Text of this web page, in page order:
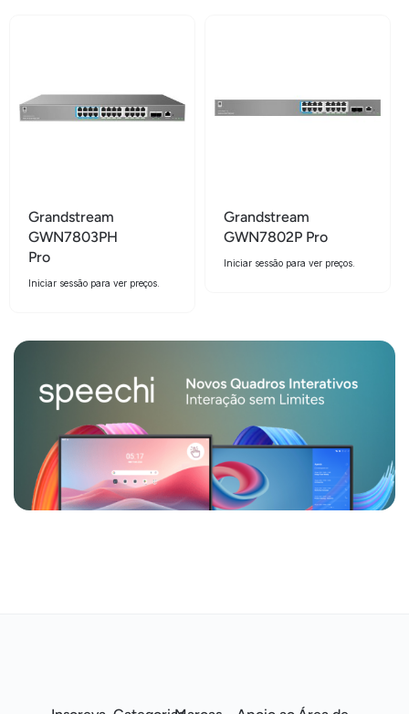
Grandstream
GWN7803PH
Pro
Iniciar sessão para ver preços.
Grandstream
GWN7802P Pro
Iniciar sessão para ver preços.